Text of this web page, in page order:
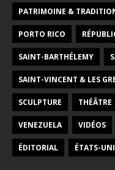
PATRIMOINE &
PORTO RICO
SAINT-BARTHÉLEMY
SAINT-VINCENT & LES
SCULPTURE THÉÂTRE
VENEZUELA VIDÉOS
ÉDITORIAL ÉTATS-